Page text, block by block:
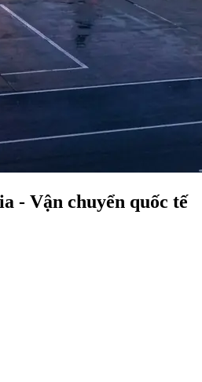
- Vận chuyển quốc tế